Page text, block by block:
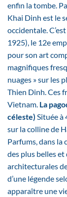
enfin la tombe.
Khai Dinh est le
occidentale.
1925), le 12e
pour son art
magnifiques
nuages » sur les
Thien Dinh. Ces
Vietnam. La
céleste) Située à
sur la colline de
Parfums, dans la
des plus belles
architecturales
d’une légende
apparaître une